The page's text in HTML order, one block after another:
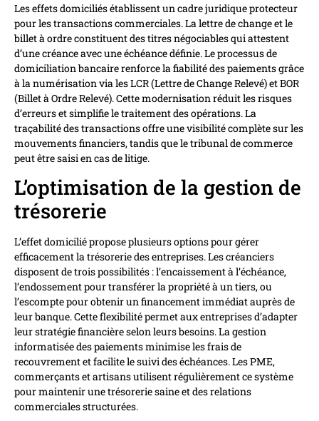
Les effets domiciliés établissent un cadre juridique protecteur
pour les transactions commerciales. La lettre de change et le
billet à ordre constituent des titres négociables qui attestent
d’une créance avec une échéance définie. Le processus de
domiciliation bancaire renforce la fiabilité des paiements grâce
à la numérisation via les LCR (Lettre de Change Relevé) et BOR
(Billet à Ordre Relevé). Cette modernisation réduit les risques
d’erreurs et simplifie le traitement des opérations. La
traçabilité des transactions offre une visibilité complète sur les
mouvements financiers, tandis que le tribunal de commerce
peut être saisi en cas de litige.
L’optimisation de la gestion de
trésorerie
L’effet domicilié propose plusieurs options pour gérer
efficacement la trésorerie des entreprises. Les créanciers
disposent de trois possibilités : l’encaissement à l’échéance,
l’endossement pour transférer la propriété à un tiers, ou
l’escompte pour obtenir un financement immédiat auprès de
leur banque. Cette flexibilité permet aux entreprises d’adapter
leur stratégie financière selon leurs besoins. La gestion
informatisée des paiements minimise les frais de
recouvrement et facilite le suivi des échéances. Les PME,
commerçants et artisans utilisent régulièrement ce système
pour maintenir une trésorerie saine et des relations
commerciales structurées.